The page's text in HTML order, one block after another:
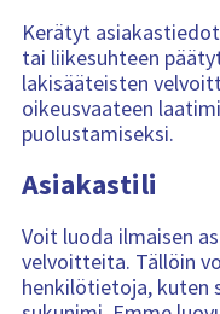
Kerätyt
tai liikesuhteen
lakisääteisten
oikeusvaateen
puolustamiseksi.
Asiakastili
Voit luoda ilmaisen
velvoitteita. Tällöin
henkilötietoja, kuten